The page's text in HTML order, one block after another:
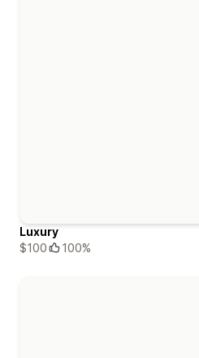
Luxury
$100
100%